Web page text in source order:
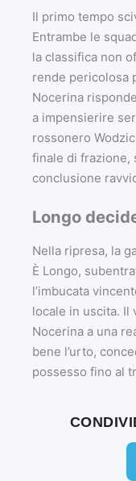
Il primo tempo
Entrambe le
la classifica non
rende pericolosa
Nocerina
a impensierire
rossonero
finale di frazione,
conclusione
Longo
Nella ripresa, la
È Longo,
l’imbucata
locale in uscita. Il
Nocerina a una
bene l’urto,
possesso fino al